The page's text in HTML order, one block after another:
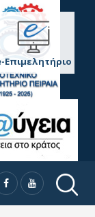
Επιμελητήριο